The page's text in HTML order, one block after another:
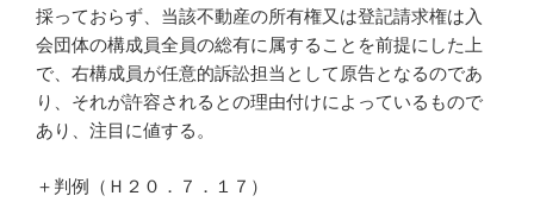
採っておらず、当該不動産の所有権又は登記請求権は入
会団体の構成員全員の総有に属することを前提にした上
で、右構成員が任意的訴訟担当として原告となるのであ
り、それが許容されるとの理由付けによっているもので
あり、注目に値する。
＋判例（Ｈ２０．７．１７）